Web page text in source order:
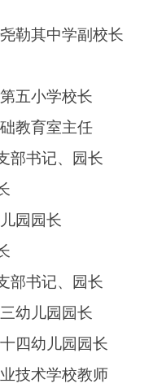
镇托万伊什塔其
园西塔其村分园
部书记
格小学党支部书
小学校长
村分园党支部
幼儿园铁提尔村
翁艾日克小学校